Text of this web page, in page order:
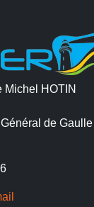
Michel HOTIN
de Gaulle